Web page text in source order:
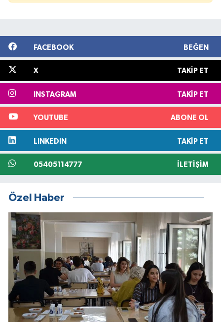
FACEBOOK BEĞEN
X TAKIP ET
INSTAGRAM TAKIP ET
YOUTUBE ABONE OL
LINKEDIN TAKIP ET
05405114777 İLETIŞIM
Özel Haber